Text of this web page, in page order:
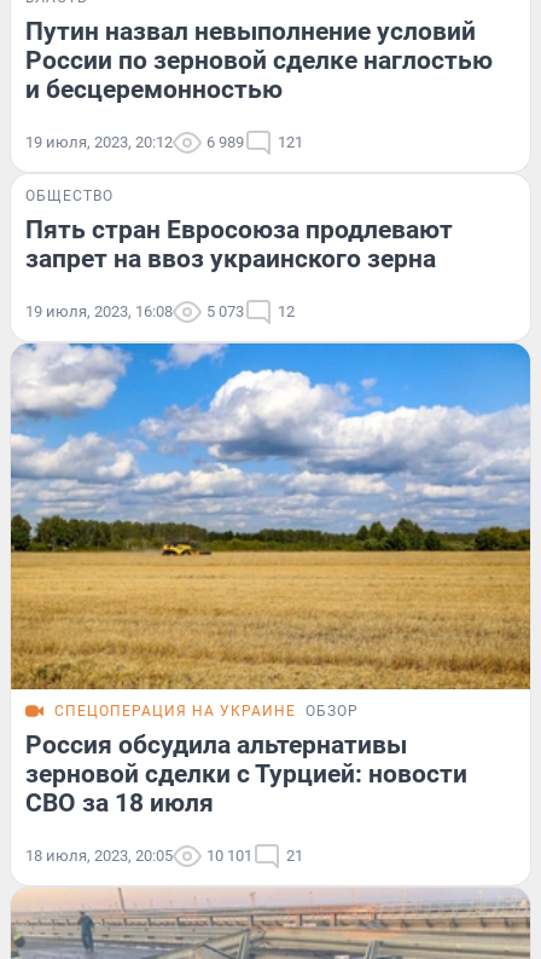
Путин назвал невыполнение условий
России по зерновой сделке наглостью
и бесцеремонностью
19 июля, 2023, 20:12 6 989 121
ОБЩЕСТВО
Пять стран Евросоюза продлевают
запрет на ввоз украинского зерна
19 июля, 2023, 16:08 5 073 12
СПЕЦОПЕРАЦИЯ НА УКРАИНЕ ОБЗОР
Россия обсудила альтернативы
зерновой сделки с Турцией: новости
СВО за 18 июля
18 июля, 2023, 20:05 10 101 21